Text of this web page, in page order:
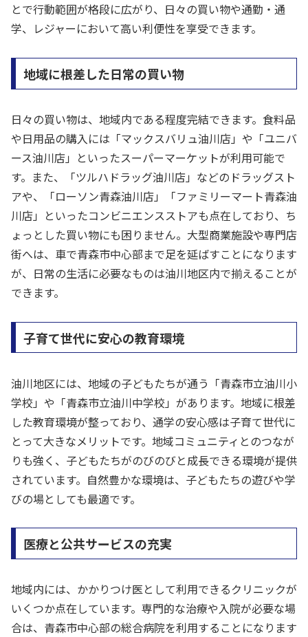
とで行動範囲が格段に広がり、日々の買い物や通勤・通
学、レジャーにおいて高い利便性を享受できます。
地域に根差した日常の買い物
日々の買い物は、地域内である程度完結できます。食料品
や日用品の購入には「マックスバリュ油川店」や「ユニバ
ース油川店」といったスーパーマーケットが利用可能で
す。また、「ツルハドラッグ油川店」などのドラッグスト
アや、「ローソン青森油川店」「ファミリーマート青森油
川店」といったコンビニエンスストアも点在しており、ち
ょっとした買い物にも困りません。大型商業施設や専門店
街へは、車で青森市中心部まで足を延ばすことになります
が、日常の生活に必要なものは油川地区内で揃えることが
できます。
子育て世代に安心の教育環境
油川地区には、地域の子どもたちが通う「青森市立油川小
学校」や「青森市立油川中学校」があります。地域に根差
した教育環境が整っており、通学の安心感は子育て世代に
とって大きなメリットです。地域コミュニティとのつなが
りも強く、子どもたちがのびのびと成長できる環境が提供
されています。自然豊かな環境は、子どもたちの遊びや学
びの場としても最適です。
医療と公共サービスの充実
地域内には、かかりつけ医として利用できるクリニックが
いくつか点在しています。専門的な治療や入院が必要な場
合は、青森市中心部の総合病院を利用することになります